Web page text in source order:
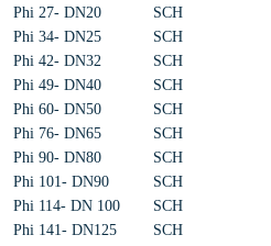
Phi 27- DN20
SCH
Phi 34- DN25
SCH
Phi 42- DN32
SCH
Phi 49- DN40
SCH
Phi 60- DN50
SCH
Phi 76- DN65
SCH
Phi 90- DN80
SCH
Phi 101- DN90
SCH
Phi 114- DN 100
SCH
Phi 141- DN125
SCH